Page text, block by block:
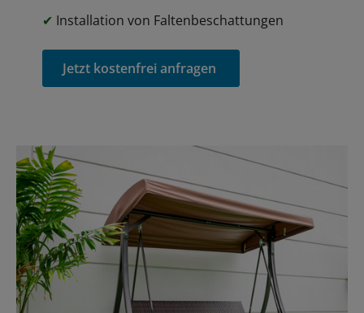
✔ Installation von Faltenbeschattungen
Jetzt kostenfrei anfragen